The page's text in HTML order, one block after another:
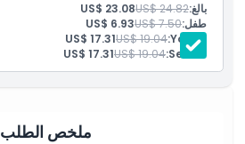
الموقع
بالغ:US$ 24.82
US$ 23.08
طفل:US$ 7.50
US$ 6.93
Youth:
US$ 19.04
US$ 17.31
Senior:
US$ 19.04
US$ 17.31
ملخص الطلب